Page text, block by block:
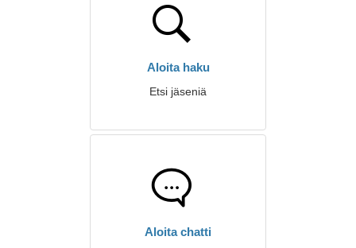
Aloita haku
Etsi jäseniä
Aloita chatti